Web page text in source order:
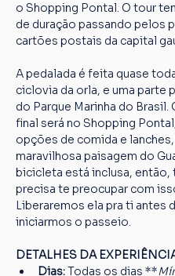
o Shopping Pontal. O tour
de duração passando pelos
cartões postais da capital
A pedalada é feita quase
ciclovia da orla, e uma parte
do Parque Marinha do Brasil.
final será no Shopping
opções de comida e
maravilhosa paisagem do
bicicleta está inclusa, então,
precisa te preocupar com
Liberaremos ela pra ti antes
iniciarmos o passeio.
DETALHES DA
Dias: Todas os dias **